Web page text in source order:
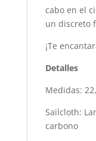
cabo en el
un discreto
¡Te
Detalles
Medidas:
Sailcloth:
carbono